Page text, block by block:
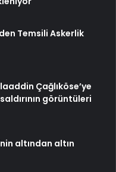
Temsili Askerlik
Çağlıköse’ye
görüntüleri
altından altın